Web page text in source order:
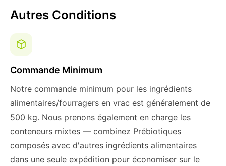
Autres Conditions
Commande Minimum
Notre commande minimum pour les ingrédients
alimentaires/fourragers en vrac est généralement de
500 kg. Nous prenons également en charge les
conteneurs mixtes — combinez Prébiotiques
composés avec d'autres ingrédients alimentaires
dans une seule expédition pour économiser sur le